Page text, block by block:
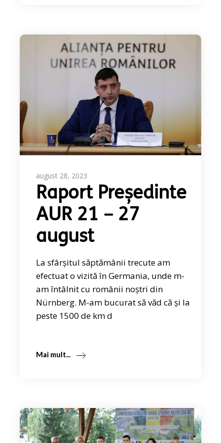
august 28, 2023
Raport Președinte
AUR 21 – 27
august
La sfârșitul săptămânii trecute am
efectuat o vizită în Germania, unde m-
am întâlnit cu românii noștri din
Nürnberg. M-am bucurat să văd că și la
peste 1500 de km d
Mai mult...